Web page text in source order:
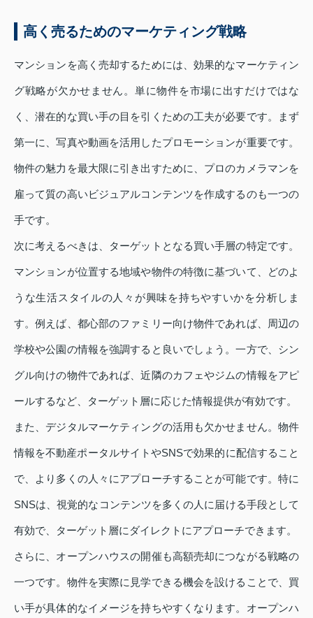
高く売るためのマーケティング戦略
マンションを高く売却するためには、効果的なマーケティン
グ戦略が欠かせません。単に物件を市場に出すだけではな
く、潜在的な買い手の目を引くための工夫が必要です。まず
第一に、写真や動画を活用したプロモーションが重要です。
物件の魅力を最大限に引き出すために、プロのカメラマンを
雇って質の高いビジュアルコンテンツを作成するのも一つの
手です。
次に考えるべきは、ターゲットとなる買い手層の特定です。
マンションが位置する地域や物件の特徴に基づいて、どのよ
うな生活スタイルの人々が興味を持ちやすいかを分析しま
す。例えば、都心部のファミリー向け物件であれば、周辺の
学校や公園の情報を強調すると良いでしょう。一方で、シン
グル向けの物件であれば、近隣のカフェやジムの情報をアピ
ールするなど、ターゲット層に応じた情報提供が有効です。
また、デジタルマーケティングの活用も欠かせません。物件
情報を不動産ポータルサイトやSNSで効果的に配信すること
で、より多くの人々にアプローチすることが可能です。特に
SNSは、視覚的なコンテンツを多くの人に届ける手段として
有効で、ターゲット層にダイレクトにアプローチできます。
さらに、オープンハウスの開催も高額売却につながる戦略の
一つです。物件を実際に見学できる機会を設けることで、買
い手が具体的なイメージを持ちやすくなります。オープンハ